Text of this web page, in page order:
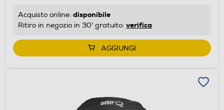
Acquisto online: disponibile
Ritiro in negozio in 30' gratuito: verifica
AGGIUNGI